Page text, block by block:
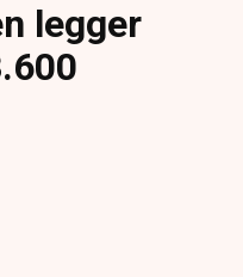
legger